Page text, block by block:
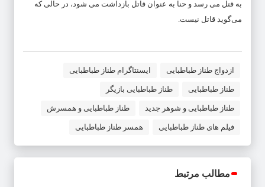
به قتل می رسد و حنا به عنوان قاتل بازداشت می شود، در حالی که
می‌گوید قاتل نیست.
ازدواج طناز طباطبایی ایسنتاگرام طناز طباطبایی
طناز طباطبایی طناز طباطبایی بازیگر
طناز طباطبایی و شوهر جدید طناز طباطبایی و همسرش
فیلم های طناز طباطبایی همسر طناز طباطبایی
مطالب مرتبط